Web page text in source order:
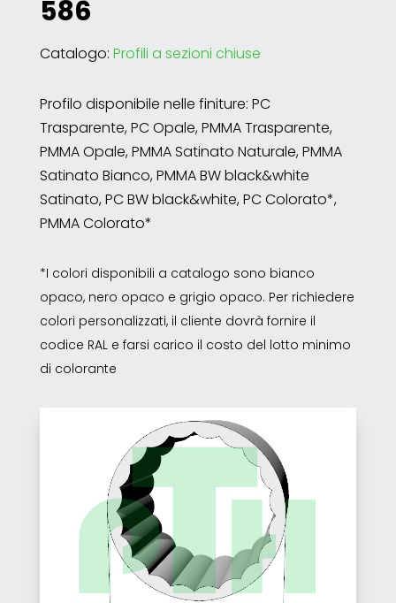
586
Catalogo: Profili a sezioni chiuse
Profilo disponibile nelle finiture: PC
Trasparente, PC Opale, PMMA Trasparente,
PMMA Opale, PMMA Satinato Naturale, PMMA
Satinato Bianco, PMMA BW black&white
Satinato, PC BW black&white, PC Colorato*,
PMMA Colorato*
*I colori disponibili a catalogo sono bianco
opaco, nero opaco e grigio opaco. Per richiedere
colori personalizzati, il cliente dovrà fornire il
codice RAL e farsi carico il costo del lotto minimo
di colorante